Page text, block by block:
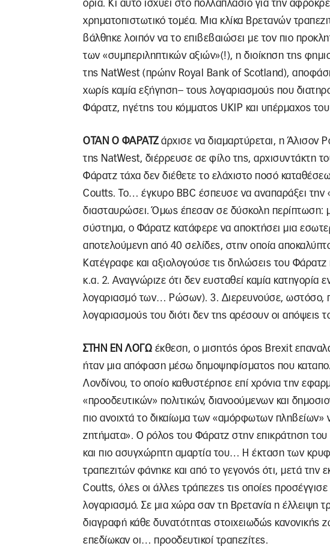
όρια. Κι αυτό ισχύει στο πολλαπλάσιο για την
χρηματοπιστωτικό τομέα. Μια κλίκα Βρετανών
βάλθηκε λοιπόν να το επιβεβαιώσει με τον πιο
των «συμπεριληπτικών αξιών»(!), η διοίκηση της
της NatWest (πρώην Royal Bank of Scotland),
χωρίς καμία εξήγηση– τους λογαριασμούς που
Φάρατζ, ηγέτης του κόμματος UKIP και υπέρμαχος
ΟΤΑΝ Ο ΦΑΡΑΤΖ άρχισε να διαμαρτύρεται, η Άλισον
της NatWest, διέρρευσε σε φίλο της, αρχισυντάκτη
Φάρατζ τάχα δεν διέθετε το ελάχιστο ποσό
Coutts. Το… έγκυρο BBC έσπευσε να αναπαράξει την
διασταυρώσει. Όμως έπεσαν σε δύσκολη περίπτωση:
σύστημα, ο Φάρατζ κατάφερε να αποκτήσει μια
αποτελούμενη από 40 σελίδες, στην οποία
Κατέγραφε και αξιολογούσε τις δηλώσεις του
κ.α. 2. Αναγνώριζε ότι δεν ευσταθεί καμία κατηγορία
λογαριασμό των… Ρώσων). 3. Διερευνούσε, ωστόσο,
λογαριασμούς του διότι δεν της αρέσουν οι απόψεις
ΣΤΗΝ ΕΝ ΛΟΓΩ έκθεση, ο μισητός όρος Brexit
ήταν μια απόφαση μέσω δημοψηφίσματος που
Λονδίνου, το οποίο καθυστέρησε επί χρόνια την
«προοδευτικών» πολιτικών, διανοούμενων και
πιο ανοιχτά το δικαίωμα των «αμόρφωτων
ζητήματα». Ο ρόλος του Φάρατζ στην επικράτηση
και πιο ασυγχώρητη αμαρτία του… Η έκταση των
τραπεζιτών φάνηκε και από το γεγονός ότι, μετά την
Coutts, όλες οι άλλες τράπεζες τις οποίες
λογαριασμό. Σε μια χώρα σαν τη Βρετανία η έλλειψη
διαγραφή κάθε δυνατότητας στοιχειωδώς κανονικής
επεδίωκαν οι… προοδευτικοί τραπεζίτες.